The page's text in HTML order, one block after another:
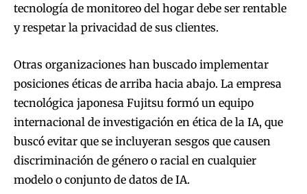
tecnología de monitoreo del hogar debe ser rentable
y respetar la privacidad de sus clientes.
Otras organizaciones han buscado implementar
posiciones éticas de arriba hacia abajo. La empresa
tecnológica japonesa Fujitsu formó un equipo
internacional de investigación en ética de la IA, que
buscó evitar que se incluyeran sesgos que causen
discriminación de género o racial en cualquier
modelo o conjunto de datos de IA.